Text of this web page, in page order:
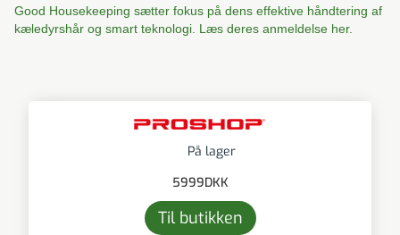
Good Housekeeping sætter fokus på dens effektive håndtering af
kæledyrshår og smart teknologi. Læs deres anmeldelse her.
På lager
5999DKK
Til butikken